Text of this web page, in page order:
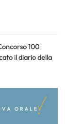
100
il diario della